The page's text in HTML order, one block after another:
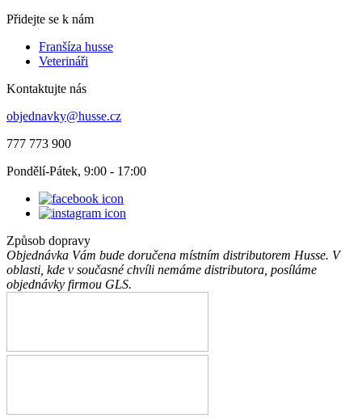
Přidejte se k nám
Franšíza husse
Veterináři
Kontaktujte nás
objednavky@husse.cz
777 773 900
Pondělí-Pátek, 9:00 - 17:00
Způsob dopravy
Objednávka Vám bude doručena místním distributorem Husse. V
oblasti, kde v současné chvíli nemáme distributora, posíláme
objednávky firmou GLS.